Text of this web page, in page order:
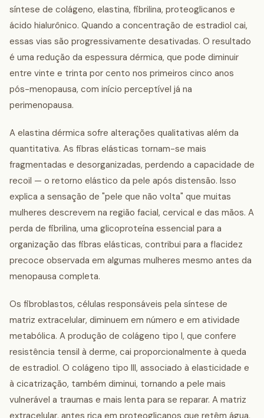
síntese de colágeno, elastina, fibrilina, proteoglicanos e
ácido hialurônico. Quando a concentração de estradiol cai,
essas vias são progressivamente desativadas. O resultado
é uma redução da espessura dérmica, que pode diminuir
entre vinte e trinta por cento nos primeiros cinco anos
pós-menopausa, com início perceptível já na
perimenopausa.
A elastina dérmica sofre alterações qualitativas além da
quantitativa. As fibras elásticas tornam-se mais
fragmentadas e desorganizadas, perdendo a capacidade de
recoil — o retorno elástico da pele após distensão. Isso
explica a sensação de "pele que não volta" que muitas
mulheres descrevem na região facial, cervical e das mãos. A
perda de fibrilina, uma glicoproteína essencial para a
organização das fibras elásticas, contribui para a flacidez
precoce observada em algumas mulheres mesmo antes da
menopausa completa.
Os fibroblastos, células responsáveis pela síntese de
matriz extracelular, diminuem em número e em atividade
metabólica. A produção de colágeno tipo I, que confere
resistência tensil à derme, cai proporcionalmente à queda
de estradiol. O colágeno tipo III, associado à elasticidade e
à cicatrização, também diminui, tornando a pele mais
vulnerável a traumas e mais lenta para se reparar. A matriz
extracelular, antes rica em proteoglicanos que retêm água,